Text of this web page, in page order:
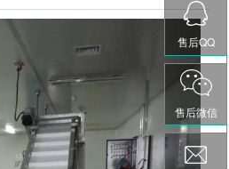
售后QQ
售后微信